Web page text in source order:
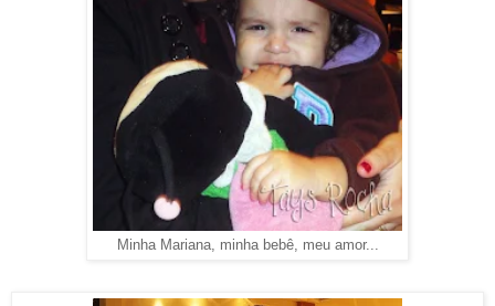
Minha Mariana, minha bebê, meu amor...